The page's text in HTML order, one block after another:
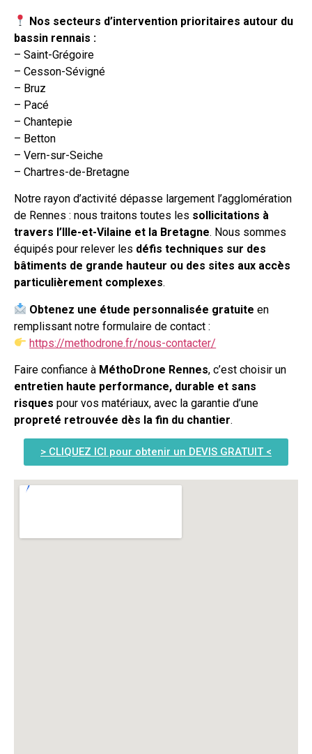
Nos secteurs d’intervention prioritaires autour du
bassin rennais :
– Saint-Grégoire
– Cesson-Sévigné
– Bruz
– Pacé
– Chantepie
– Betton
– Vern-sur-Seiche
– Chartres-de-Bretagne
Notre rayon d’activité dépasse largement l’agglomération
de Rennes : nous traitons toutes les sollicitations à
travers l’Ille-et-Vilaine et la Bretagne. Nous sommes
équipés pour relever les défis techniques sur des
bâtiments de grande hauteur ou des sites aux accès
particulièrement complexes.
Obtenez une étude personnalisée gratuite en
remplissant notre formulaire de contact :
https://methodrone.fr/nous-contacter/
Faire confiance à MéthoDrone Rennes, c’est choisir un
entretien haute performance, durable et sans
risques pour vos matériaux, avec la garantie d’une
propreté retrouvée dès la fin du chantier.
> CLIQUEZ ICI pour obtenir un DEVIS GRATUIT <